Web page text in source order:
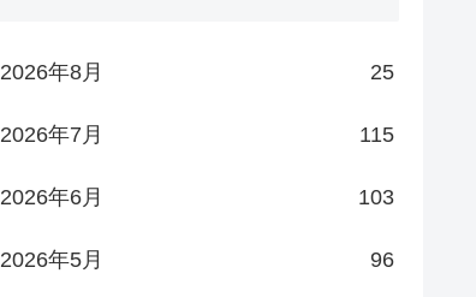
2026年8月 25
2026年7月 115
2026年6月 103
2026年5月 96